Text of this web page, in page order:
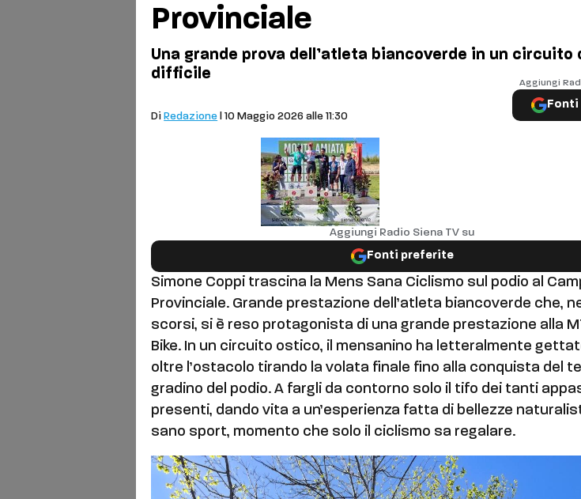
Provinciale
Una grande prova dell’atleta biancoverde in un circuito
difficile
Di Redazione | 10 Maggio 2026 alle 11:30
Aggiungi
Fonti
Aggiungi Radio Siena TV su
Fonti preferite
Simone Coppi trascina la Mens Sana Ciclismo sul podio al
Provinciale. Grande prestazione dell’atleta biancoverde che,
scorsi, si è reso protagonista di una grande prestazione alla
Bike. In un circuito ostico, il mensanino ha letteralmente
oltre l’ostacolo tirando la volata finale fino alla conquista del
gradino del podio. A fargli da contorno solo il tifo dei tanti
presenti, dando vita a un’esperienza fatta di bellezze
sano sport, momento che solo il ciclismo sa regalare.